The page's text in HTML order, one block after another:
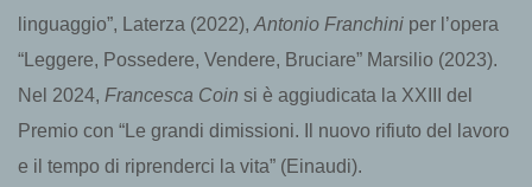
linguaggio”, Laterza (2022), Antonio Franchini per l’opera
“Leggere, Possedere, Vendere, Bruciare” Marsilio (2023).
Nel 2024, Francesca Coin si è aggiudicata la XXIII del
Premio con “Le grandi dimissioni. Il nuovo rifiuto del lavoro
e il tempo di riprenderci la vita” (Einaudi).